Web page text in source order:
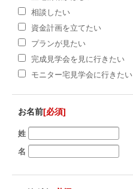
相談したい
資金計画を立てたい
プランが見たい
完成見学会を見に行きたい
モニター宅見学会に行きたい
お名前[必須]
姓
名